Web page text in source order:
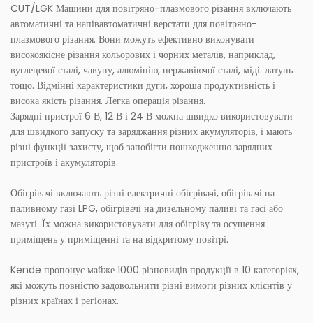
CUT/LGK Машини для повітряно-плазмового різання включають
автоматичні та напівавтоматичні верстати для повітряно-
плазмового різання. Вони можуть ефективно виконувати
високоякісне різання кольорових і чорних металів, наприклад,
вуглецевої сталі, чавуну, алюмінію, нержавіючої сталі, міді. латунь
тощо. Відмінні характеристики дуги, хороша продуктивність і
висока якість різання. Легка операція різання.
Зарядні пристрої 6 В, 12 В і 24 В можна швидко використовувати
для швидкого запуску та заряджання різних акумуляторів, і мають
різні функції захисту, щоб запобігти пошкодженню зарядних
пристроїв і акумуляторів.
Обігрівачі включають різні електричні обігрівачі, обігрівачі на
паливному газі LPG, обігрівачі на дизельному паливі та гасі або
мазуті. Їх можна використовувати для обігріву та осушення
приміщень у приміщенні та на відкритому повітрі.
Kende пропонує майже 1000 різновидів продукції в 10 категоріях,
які можуть повністю задовольнити різні вимоги різних клієнтів у
різних країнах і регіонах.